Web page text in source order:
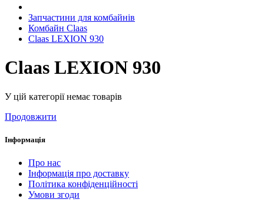
Запчастини для комбайнів
Комбайн Claas
Claas LEXION 930
Claas LEXION 930
У цій категорії немає товарів
Продовжити
Інформація
Про нас
Інформація про доставку
Політика конфіденційності
Умови згоди